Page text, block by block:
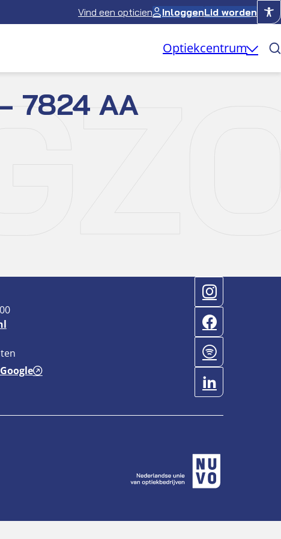
Vind een opticien InloggenLid worden
Optiekcentrum
7824 AA